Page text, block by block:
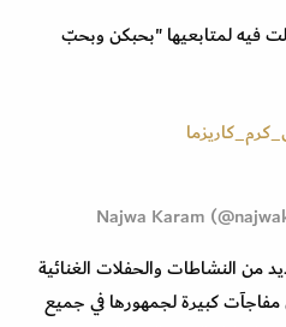
فيه لمتابعيها "بحبكن وبحبّ
النشاطات والحفلات الغنائية
مفاجآت كبيرة لجمهورها في جميع